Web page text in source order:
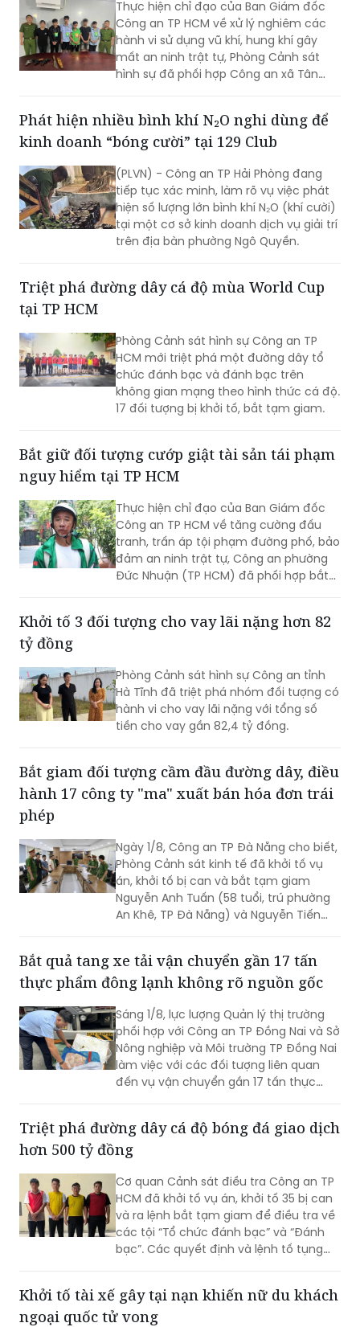
Thực hiện chỉ đạo của Ban Giám đốc
Công an TP HCM về xử lý nghiêm các
hành vi sử dụng vũ khí, hung khí gây
mất an ninh trật tự, Phòng Cảnh sát
hình sự đã phối hợp Công an xã Tân
tra, làm rõ vụ “Cố ý gây thương tích” và
“Gây rối trật tự công cộng” xảy ra ngày
Phát hiện nhiều bình khí N₂O nghi dùng để
kinh doanh “bóng cười” tại 129 Club
(PLVN) - Công an TP Hải Phòng đang
tiếp tục xác minh, làm rõ vụ việc phát
hiện số lượng lớn bình khí N₂O (khí cười)
tại một cơ sở kinh doanh dịch vụ giải trí
trên địa bàn phường Ngô Quyền.
Triệt phá đường dây cá độ mùa World Cup
tại TP HCM
Phòng Cảnh sát hình sự Công an TP
HCM mới triệt phá một đường dây tổ
chức đánh bạc và đánh bạc trên
không gian mạng theo hình thức cá độ.
17 đối tượng bị khởi tố, bắt tạm giam.
Bắt giữ đối tượng cướp giật tài sản tái phạm
nguy hiểm tại TP HCM
Thực hiện chỉ đạo của Ban Giám đốc
Công an TP HCM về tăng cường đấu
tranh, trấn áp tội phạm đường phố, bảo
đảm an ninh trật tự, Công an phường
Đức Nhuận (TP HCM) đã phối hợp bắt
việc đến Văn phòng Cơ quan Cảnh sát
Khởi tố 3 đối tượng cho vay lãi nặng hơn 82
tỷ đồng
Phòng Cảnh sát hình sự Công an tỉnh
Hà Tĩnh đã triệt phá nhóm đối tượng có
hành vi cho vay lãi nặng với tổng số
tiền cho vay gần 82,4 tỷ đồng.
Bắt giam đối tượng cầm đầu đường dây, điều
hành 17 công ty "ma" xuất bán hóa đơn trái
phép
Ngày 1/8, Công an TP Đà Nẵng cho biết,
Phòng Cảnh sát kinh tế đã khởi tố vụ
án, khởi tố bị can và bắt tạm giam
Nguyễn Anh Tuấn (58 tuổi, trú phường
An Khê, TP Đà Nẵng) và Nguyễn Tiến
phép hóa đơn.
Bắt quả tang xe tải vận chuyển gần 17 tấn
thực phẩm đông lạnh không rõ nguồn gốc
Sáng 1/8, lực lượng Quản lý thị trường
phối hợp với Công an TP Đồng Nai và Sở
Nông nghiệp và Môi trường TP Đồng Nai
làm việc với các đối tượng liên quan
đến vụ vận chuyển gần 17 tấn thực
Triệt phá đường dây cá độ bóng đá giao dịch
hơn 500 tỷ đồng
Cơ quan Cảnh sát điều tra Công an TP
HCM đã khởi tố vụ án, khởi tố 35 bị can
và ra lệnh bắt tạm giam để điều tra về
các tội “Tổ chức đánh bạc” và “Đánh
bạc”. Các quyết định và lệnh tố tụng
Khởi tố tài xế gây tại nạn khiến nữ du khách
ngoại quốc tử vong